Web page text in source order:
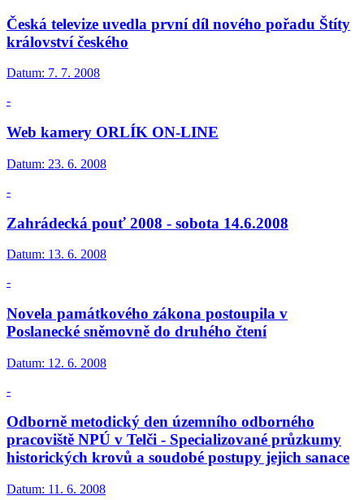
Česká televize uvedla první díl nového pořadu Štíty
království českého
Datum: 7. 7. 2008
-
Web kamery ORLÍK ON-LINE
Datum: 23. 6. 2008
-
Zahrádecká pouť 2008 - sobota 14.6.2008
Datum: 13. 6. 2008
-
Novela památkového zákona postoupila v
Poslanecké sněmovně do druhého čtení
Datum: 12. 6. 2008
-
Odborně metodický den územního odborného
pracoviště NPÚ v Telči - Specializované průzkumy
historických krovů a soudobé postupy jejich sanace
Datum: 11. 6. 2008